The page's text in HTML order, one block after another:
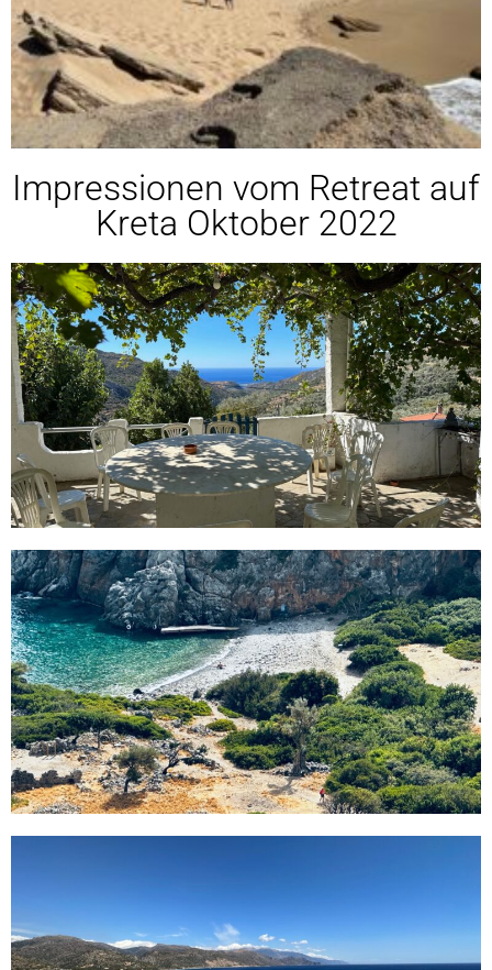
Impressionen vom Retreat auf
Kreta Oktober 2022